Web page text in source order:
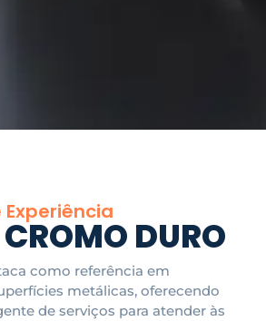
Experiência
DURO
como referência em
metálicas, oferecendo
de serviços para atender às